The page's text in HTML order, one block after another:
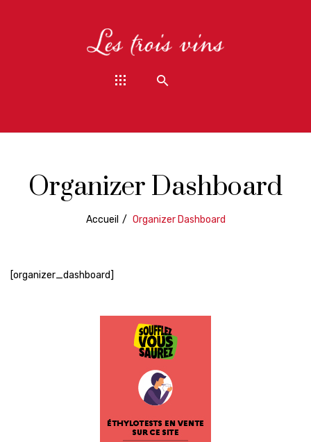
Organizer Dashboard
Accueil / Organizer Dashboard
[organizer_dashboard]